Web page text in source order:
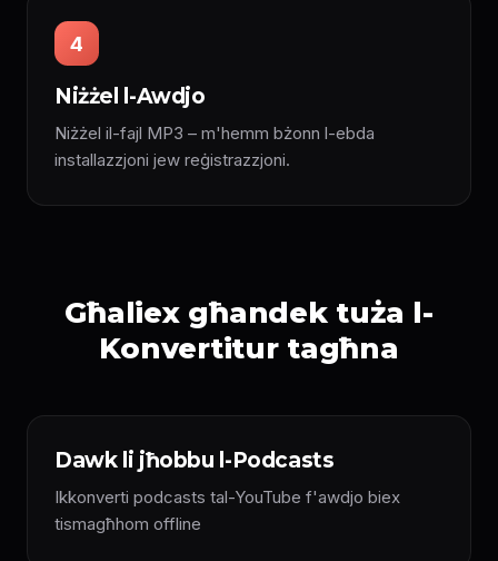
4
Niżżel l-Awdjo
Niżżel il-fajl MP3 – m'hemm bżonn l-ebda
installazzjoni jew reġistrazzjoni.
Għaliex għandek tuża l-
Konvertitur tagħna
Dawk li jħobbu l-Podcasts
Ikkonverti podcasts tal-YouTube f'awdjo biex
tismagħhom offline